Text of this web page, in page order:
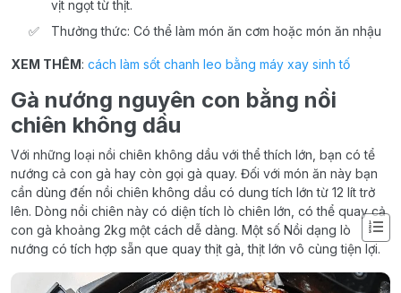
vịt ngọt từ thịt.
Thưởng thức: Có thể làm món ăn cơm hoặc món ăn nhậu
XEM THÊM: cách làm sốt chanh leo bằng máy xay sinh tố
Gà nướng nguyên con bằng nồi
chiên không dầu
Với những loại nồi chiên không dầu với thể thích lớn, bạn có tể
nướng cả con gà hay còn gọi gà quay. Đối với món ăn này bạn
cần dùng đến nồi chiên không dầu có dung tích lớn từ 12 lít trở
lên. Dòng nồi chiên này có diện tích lò chiên lớn, có thể quay cả
con gà khoảng 2kg một cách dễ dàng. Một số Nồi dạng lò
nướng có tích hợp sẵn que quay thịt gà, thịt lớn vô cùng tiện lợi.